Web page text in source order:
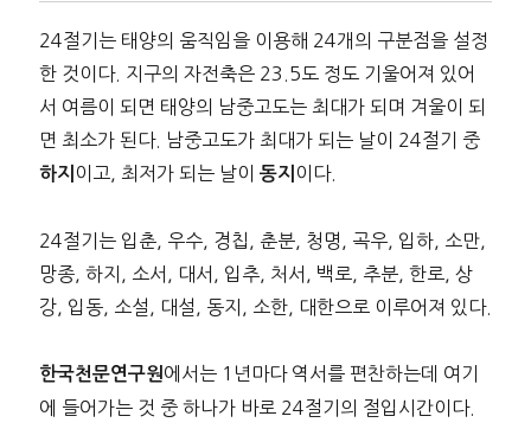
24절기는 태양의 움직임을 이용해 24개의 구분점을 설정
한 것이다. 지구의 자전축은 23.5도 정도 기울어져 있어
서 여름이 되면 태양의 남중고도는 최대가 되며 겨울이 되
면 최소가 된다. 남중고도가 최대가 되는 날이 24절기 중
하지 이고, 최저가 되는 날이 동지 이다.
24절기는 입춘, 우수, 경칩, 춘분, 청명, 곡우, 입하, 소만,
망종, 하지, 소서, 대서, 입추, 처서, 백로, 추분, 한로, 상
강, 입동, 소설, 대설, 동지, 소한, 대한으로 이루어져 있다.
한국천문연구원 에서는 1년마다 역서를 편찬하는데 여기
에 들어가는 것 중 하나가 바로 24절기의 절입시간이다.